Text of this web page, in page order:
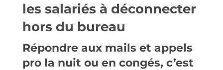
les salariés à déconnecter
hors du bureau
Répondre aux mails et appels
pro la nuit ou en congés, c’est